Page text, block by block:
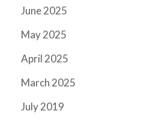
June 2025
May 2025
April 2025
March 2025
July 2019